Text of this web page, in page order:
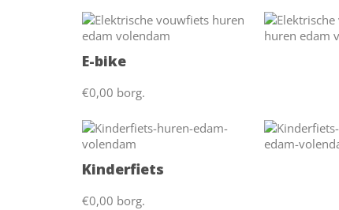
E-bike
€0,00 borg.
Kinderfiets
€0,00 borg.